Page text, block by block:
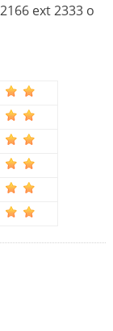
ext 2333 o